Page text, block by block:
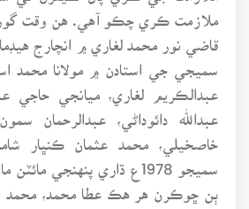
ملازمت ڪري چڪو آهي. هن وقت
قاضي نور محمد لغاري ۾ انچارج
سميجي جي استادن ۾ مولانا محمد
عبدالڪريم لغاري، ميانجي حاجي
عبدالله دائوداڻي، عبدالرحمان
خاصخيلي، محمد عثمان ڪنڀار
سميجو 1978ع ڌاري پنهنجي
ٻن ڇوڪرن هر هڪ عطا محمد، محمد